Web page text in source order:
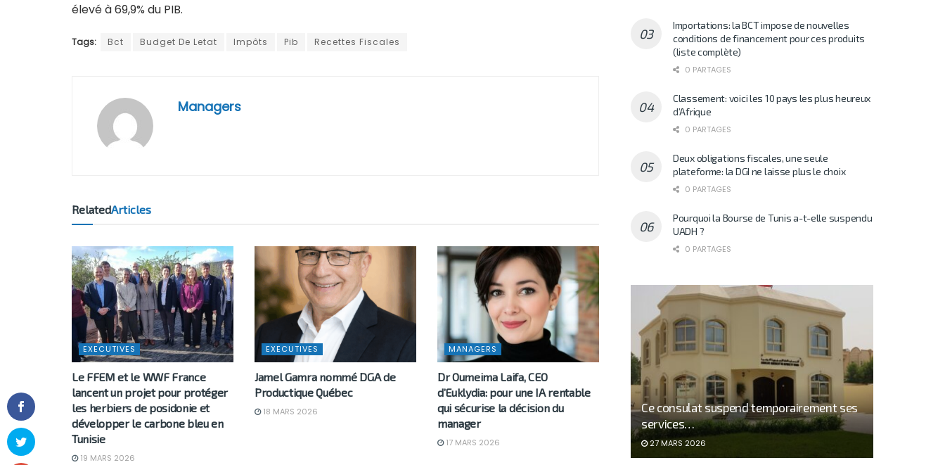
élevé à 69,9% du PIB.
Tags: Bct Budget De Letat Impôts Pib Recettes Fiscales
Managers
RelatedArticles
EXECUTIVES
Le FFEM et le WWF France
lancent un projet pour protéger
les herbiers de posidonie et
développer le carbone bleu en
Tunisie
19 MARS 2026
EXECUTIVES
Jamel Gamra nommé DGA de
Productique Québec
18 MARS 2026
MANAGERS
Dr Oumeima Laifa, CEO
d’Euklydia: pour une IA rentable
qui sécurise la décision du
manager
17 MARS 2026
Importations: la BCT impose de nouvelles
conditions de financement pour ces produits
(liste complète)
0 PARTAGES
Classement: voici les 10 pays les plus heureux
d’Afrique
0 PARTAGES
Deux obligations fiscales, une seule
plateforme: la DGI ne laisse plus le choix
0 PARTAGES
Pourquoi la Bourse de Tunis a-t-elle suspendu
UADH ?
0 PARTAGES
Ce consulat suspend temporairement ses
services…
27 MARS 2026